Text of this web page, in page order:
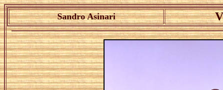
Sandro Asinari